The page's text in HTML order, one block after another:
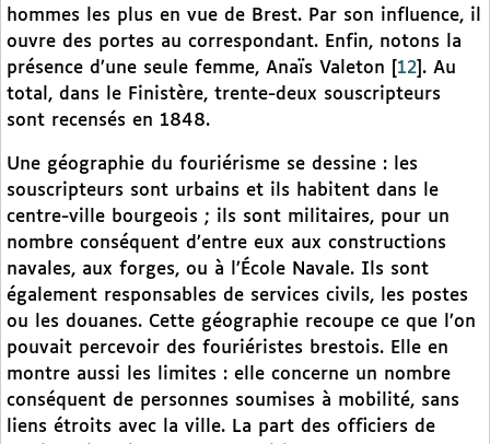
hommes les plus en vue de Brest. Par son influence, il
ouvre des portes au correspondant. Enfin, notons la
présence d’une seule femme, Anaïs Valeton
12 . Au
total, dans le Finistère, trente-deux souscripteurs
sont recensés en 1848.
Une géographie du fouriérisme se dessine : les
souscripteurs sont urbains et ils habitent dans le
centre-ville bourgeois ; ils sont militaires, pour un
nombre conséquent d’entre eux aux constructions
navales, aux forges, ou à l’École Navale. Ils sont
également responsables de services civils, les postes
ou les douanes. Cette géographie recoupe ce que l’on
pouvait percevoir des fouriéristes brestois. Elle en
montre aussi les limites : elle concerne un nombre
conséquent de personnes soumises à mobilité, sans
liens étroits avec la ville. La part des officiers de